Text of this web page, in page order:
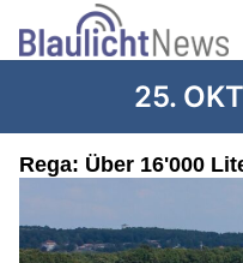
25.
Rega: Über 16'000